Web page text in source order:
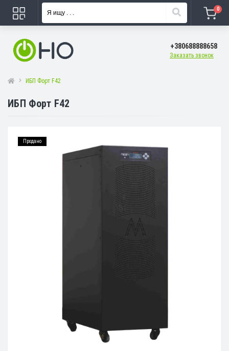
0
+380688888658
Заказать звонок
ИБП Форт F42
ИБП Форт F42
Продано